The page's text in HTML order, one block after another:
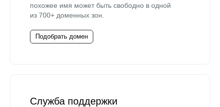
похожее имя может быть свободно в одной
из 700+ доменных зон.
Подобрать домен
Служба поддержки